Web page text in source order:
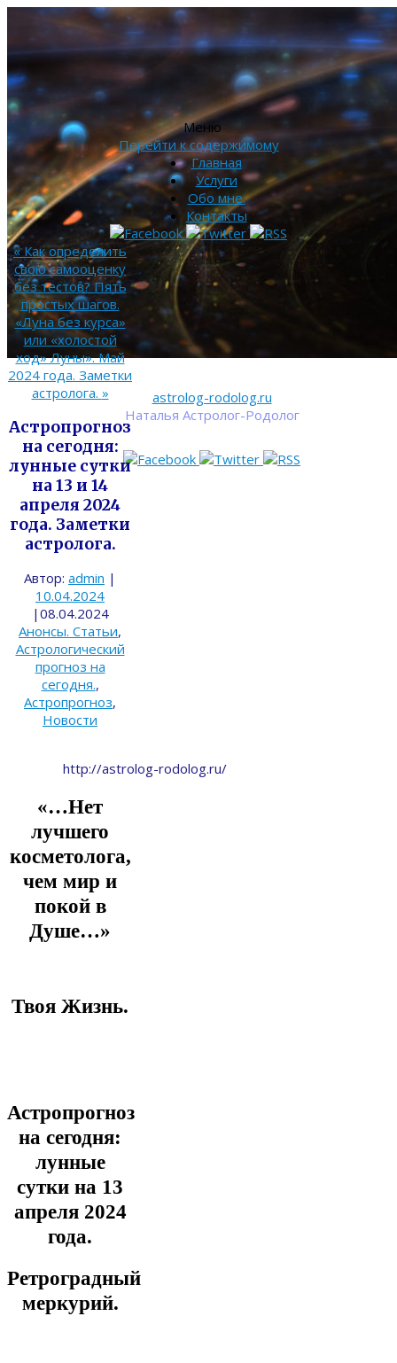
astrolog-rodolog.ru
Наталья Астролог-Родолог
Меню
Перейти к содержимому
Главная
Услуги
Обо мне.
Контакты
«Как определить
свою самооценку
без тестов? Пять
простых шагов.
«Луна без курса»
или «холостой
ход» Луны». Май
2024 года. Заметки
астролога. »
Астропрогноз
на сегодня:
лунные сутки
на 13 и 14
апреля 2024
года. Заметки
астролога.
Автор: admin |
10.04.2024
| 08.04.2024
Анонсы. Статьи,
Астрологический
прогноз на
сегодня.,
Астропрогноз,
Новости
http://astrolog-rodolog.ru/
«…Нет
лучшего
косметолога,
чем мир и
покой в
Душе…»
Твоя Жизнь.
Астропрогноз
на сегодня:
лунные
сутки на 13
апреля 2024
года.
Ретроградный
меркурий.